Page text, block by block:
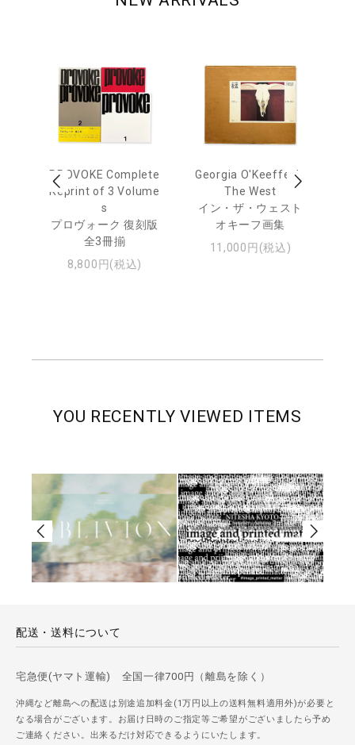
PROVOKE Complete
Reprint of 3 Volume
s
プロヴォーク 復刻版
全3冊揃
8,800円(税込)
Georgia O'Keeffe: In
The West
イン・ザ・ウェスト
オキーフ画集
11,000円(税込)
YOU RECENTLY VIEWED ITEMS
配送・送料について
宅急便(ヤマト運輸) 全国一律700円（離島を除く）
沖縄など離島への配送は別途追加料金(1万円以上の送料無料適用外)が必要と
なる場合がございます。お届け日時のご指定等ご希望がございましたら予め
ご連絡ください。出来るだけ対応できるようにいたします。